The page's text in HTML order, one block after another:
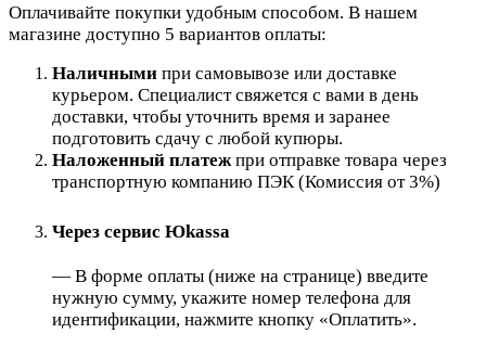
Оплачивайте покупки удобным способом. В нашем
магазине доступно 5 вариантов оплаты:
Наличными при самовывозе или доставке
курьером. Специалист свяжется с вами в день
доставки, чтобы уточнить время и заранее
подготовить сдачу с любой купюры.
Наложенный платеж при отправке товара через
транспортную компанию ПЭК (Комиссия от 3%)
Через сервис Юkassa
— В форме оплаты (ниже на странице) введите
нужную сумму, укажите номер телефона для
идентификации, нажмите кнопку «Оплатить».